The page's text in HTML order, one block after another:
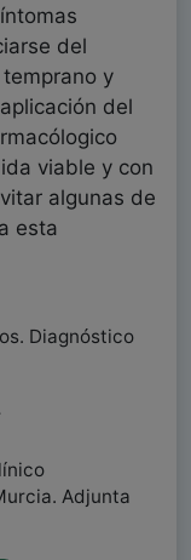
del
temprano y
del
viable y con
algunas de
esta
Diagnóstico
Adjunta